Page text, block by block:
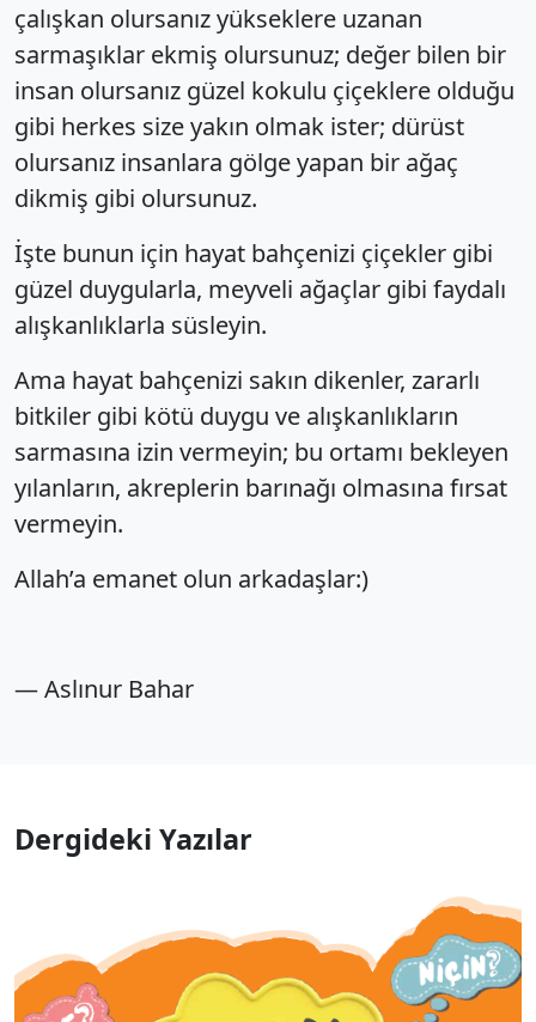
çalışkan olursanız yükseklere uzanan
sarmaşıklar ekmiş olursunuz; değer bilen bir
insan olursanız güzel kokulu çiçeklere olduğu
gibi herkes size yakın olmak ister; dürüst
olursanız insanlara gölge yapan bir ağaç
dikmiş gibi olursunuz.
İşte bunun için hayat bahçenizi çiçekler gibi
güzel duygularla, meyveli ağaçlar gibi faydalı
alışkanlıklarla süsleyin.
Ama hayat bahçenizi sakın dikenler, zararlı
bitkiler gibi kötü duygu ve alışkanlıkların
sarmasına izin vermeyin; bu ortamı bekleyen
yılanların, akreplerin barınağı olmasına fırsat
vermeyin.
Allah’a emanet olun arkadaşlar:)
— Aslınur Bahar
Dergideki Yazılar